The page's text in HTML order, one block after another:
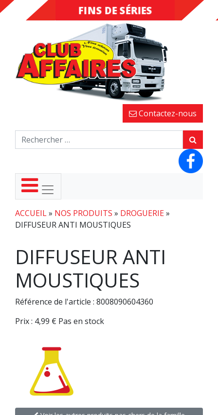
DESTOCKAGE
FINS DE SÉRIES
Contactez-nous
ACCUEIL» NOS PRODUITS » DROGUERIE»
DIFFUSEUR ANTI MOUSTIQUES
DIFFUSEUR ANTI
MOUSTIQUES
Référence de l'article : 8008090604360
Prix : 4,99 € Pas en stock